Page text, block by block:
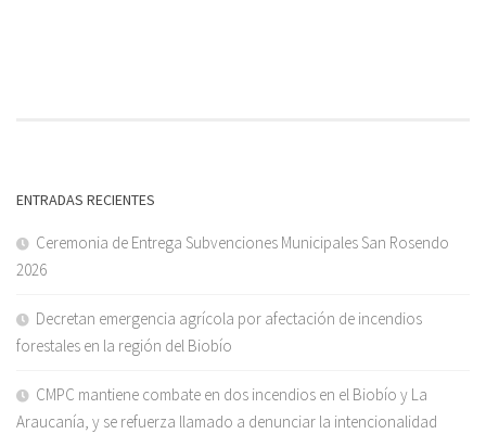
ENTRADAS RECIENTES
Ceremonia de Entrega Subvenciones Municipales San Rosendo
2026
Decretan emergencia agrícola por afectación de incendios
forestales en la región del Biobío
CMPC mantiene combate en dos incendios en el Biobío y La
Araucanía, y se refuerza llamado a denunciar la intencionalidad